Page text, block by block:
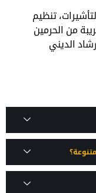
تنظيم
من الحرمين
الديني